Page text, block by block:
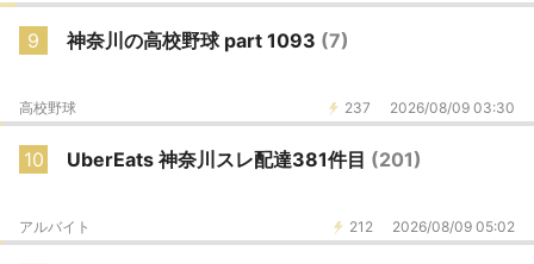
9 神奈川の高校野球 part 1093 (7)
237 2026/08/09 03:30
高校野球
10 UberEats 神奈川スレ配達381件目 (201)
212 2026/08/09 05:02
アルバイト